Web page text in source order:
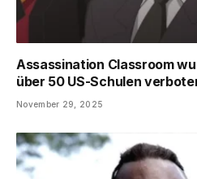
Assassination Classroom
über 50 US-Schulen
November 29, 2025